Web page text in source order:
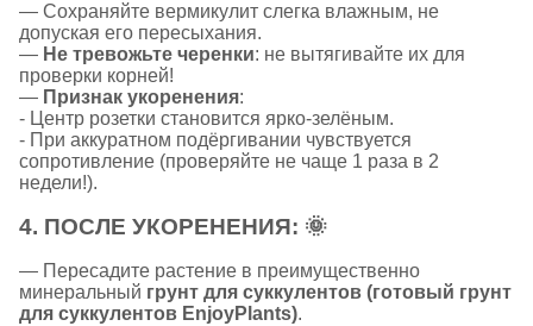
— Сохраняйте вермикулит слегка влажным, не
допуская его пересыхания.
— Не тревожьте черенки: не вытягивайте их для
проверки корней!
— Признак укоренения:
- Центр розетки становится ярко-зелёным.
- При аккуратном подёргивании чувствуется
сопротивление (проверяйте не чаще 1 раза в 2
недели!).
4. ПОСЛЕ УКОРЕНЕНИЯ: 🌞
— Пересадите растение в преимущественно
минеральный грунт для суккулентов (готовый грунт
для суккулентов EnjoyPlants).